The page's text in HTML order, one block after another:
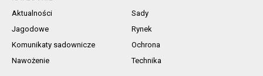
Aktualności
Sady
Jagodowe
Rynek
Komunikaty sadownicze
Ochrona
Nawożenie
Technika